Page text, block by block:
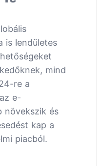
is lendületes
mind
re a
e-
növekszik és
kap a
piacból.